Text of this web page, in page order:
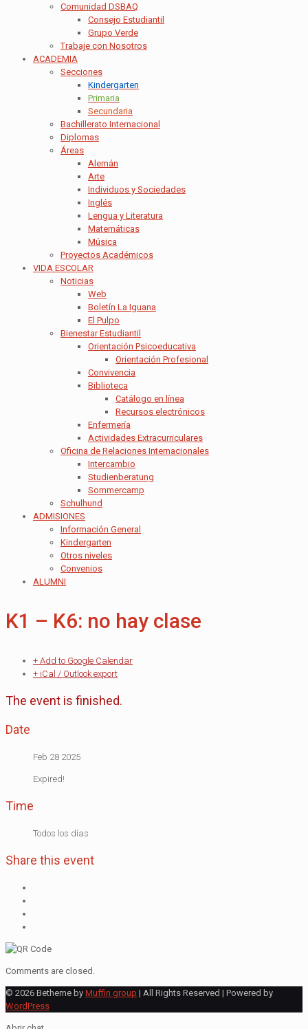
Comunidad DSBAQ
Consejo Estudiantil
Grupo Verde
Trabaje con Nosotros
ACADEMIA
Secciones
Kindergarten
Primaria
Secundaria
Bachillerato Internacional
Diplomas
Áreas
Alemán
Arte
Individuos y Sociedades
Inglés
Lengua y Literatura
Matemáticas
Música
Proyectos Académicos
VIDA ESCOLAR
Noticias
Web
Boletín La Iguana
El Pulpo
Bienestar Estudiantil
Orientación Psicoeducativa
Orientación Profesional
Convivencia
Biblioteca
Catálogo en línea
Recursos electrónicos
Enfermería
Actividades Extracurriculares
Oficina de Relaciones Internacionales
Intercambio
Studienberatung
Sommercamp
Schulhund
ADMISIONES
Información General
Kindergarten
Otros niveles
Convenios
ALUMNI
K1 – K6: no hay clase
+ Add to Google Calendar
+ iCal / Outlook export
The event is finished.
Date
Feb 28 2025
Expired!
Time
Todos los días
Share this event
Comments are closed.
© 2026 Betheme by Muffin group | All Rights Reserved | Powered by
WordPress